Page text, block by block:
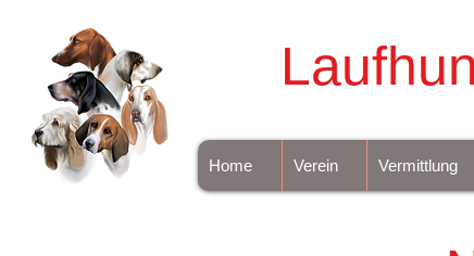
Home Verein Vermittlung